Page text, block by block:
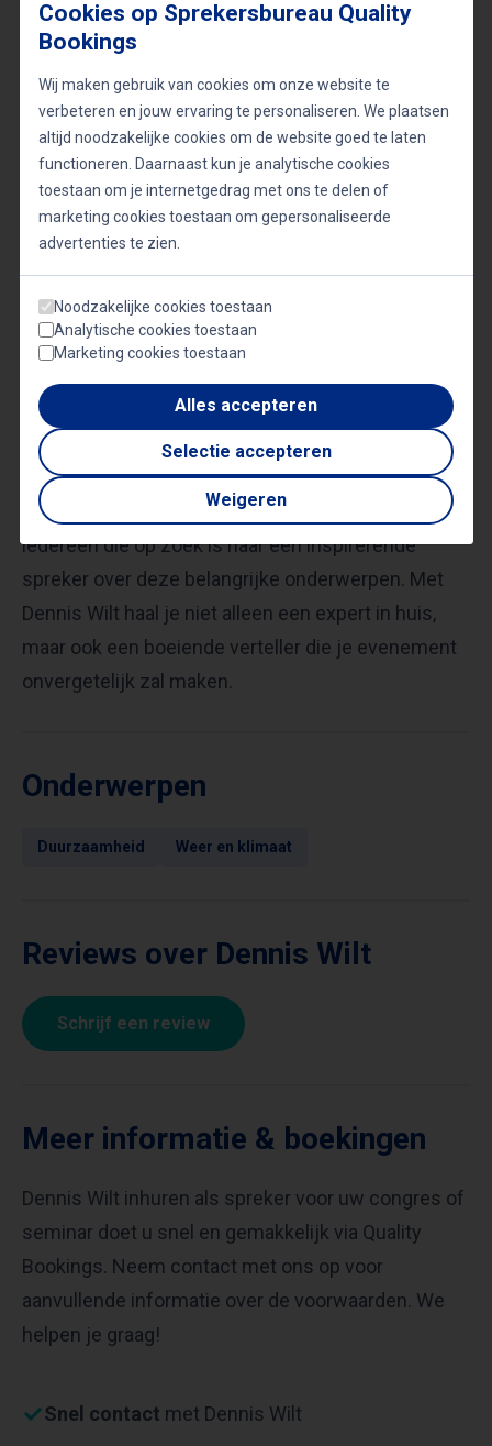
en oplossingen rondom klimaatverandering.
Terug bij Talpa Network sinds maart 2019, heeft
Dennis samen met Amara Onwuka een nieuwe
weerdienst opgezet die 24/7 actuele en regionale
weersvoorspellingen biedt via verschillende
kanalen, waaronder SBS6, 538, Radio 10, Sky Radio,
Dennis Wilt’s carrière getuigt van zijn diepgaande
klimaatwetenschappen. Zijn vermogen om
complexe wetenschappelijke concepten op een
begrijpelijke en boeiende manier te presenteren,
maakt hem tot een uitstekende keuze voor
iedereen die op zoek is naar een inspirerende
spreker over deze belangrijke onderwerpen. Met
Dennis Wilt haal je niet alleen een expert in huis,
maar ook een boeiende verteller die je evenement
onvergetelijk zal maken.
Onderwerpen
Duurzaamheid Weer en klimaat
Reviews over Dennis Wilt
Schrijf een review
Meer informatie & boekingen
Dennis Wilt inhuren als spreker voor uw congres of
seminar doet u snel en gemakkelijk via Quality
Bookings. Neem contact met ons op voor
aanvullende informatie over de voorwaarden. We
helpen je graag!
Snel contact met Dennis Wilt
Cookies op Sprekersbureau Quality
Bookings
Wij maken gebruik van cookies om onze website te
verbeteren en jouw ervaring te personaliseren. We plaatsen
altijd noodzakelijke cookies om de website goed te laten
functioneren. Daarnaast kun je analytische cookies
toestaan om je internetgedrag met ons te delen of
marketing cookies toestaan om gepersonaliseerde
advertenties te zien.
Noodzakelijke cookies toestaan
Analytische cookies toestaan
Marketing cookies toestaan
Alles accepteren
Selectie accepteren
Weigeren